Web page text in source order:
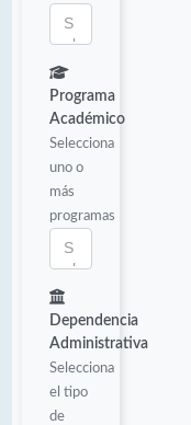
Programa
Académico
Selecciona
uno o
más
programas
Dependencia
Administrativa
Selecciona
el tipo
de